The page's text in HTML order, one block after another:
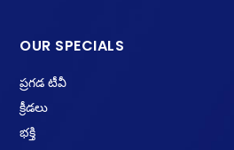
OUR SPECIALS
ప్రగడ టీవీ
క్రీడలు
భక్తి